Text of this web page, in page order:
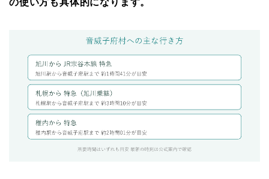
の使い方も具体的になります。